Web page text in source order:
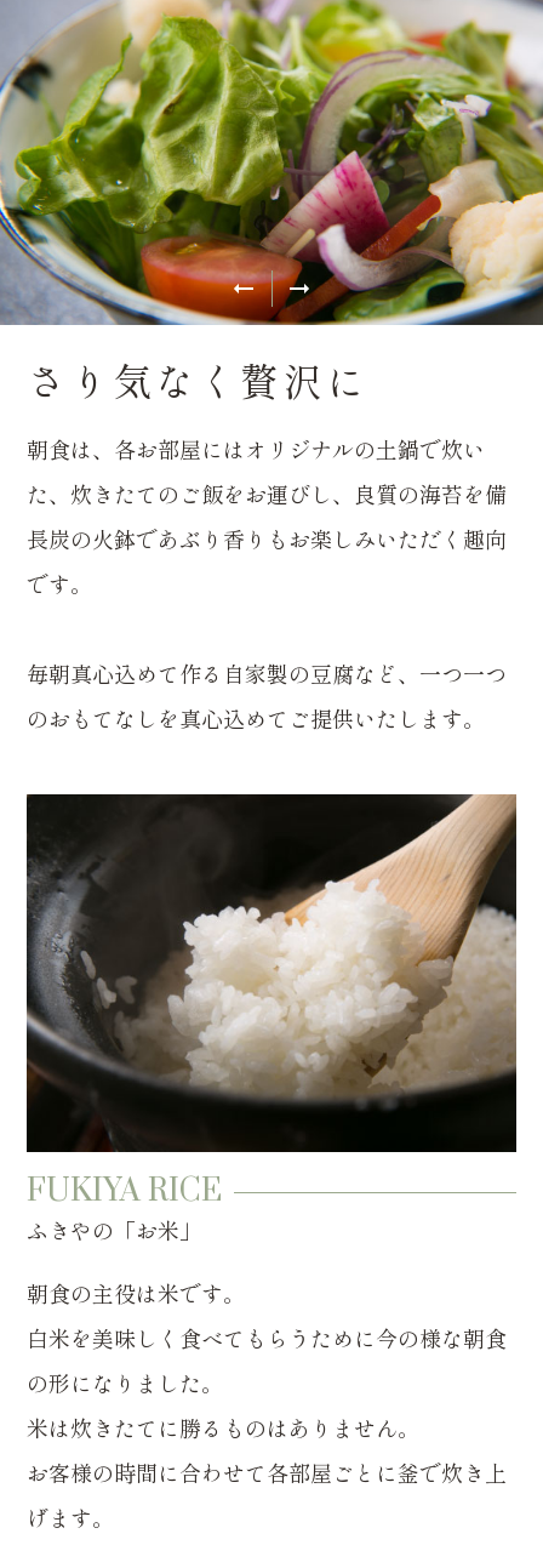
さり気なく贅沢に
朝食は、各お部屋にはオリジナルの土鍋で炊い
た、炊きたてのご飯をお運びし、良質の海苔を備
長炭の火鉢であぶり香りもお楽しみいただく趣向
です。
毎朝真心込めて作る自家製の豆腐など、一つ一つ
のおもてなしを真心込めてご提供いたします。
FUKIYA RICE
ふきやの「お米」
朝食の主役は米です。
白米を美味しく食べてもらうために今の様な朝食
の形になりました。
米は炊きたてに勝るものはありません。
お客様の時間に合わせて各部屋ごとに釜で炊き上
げます。